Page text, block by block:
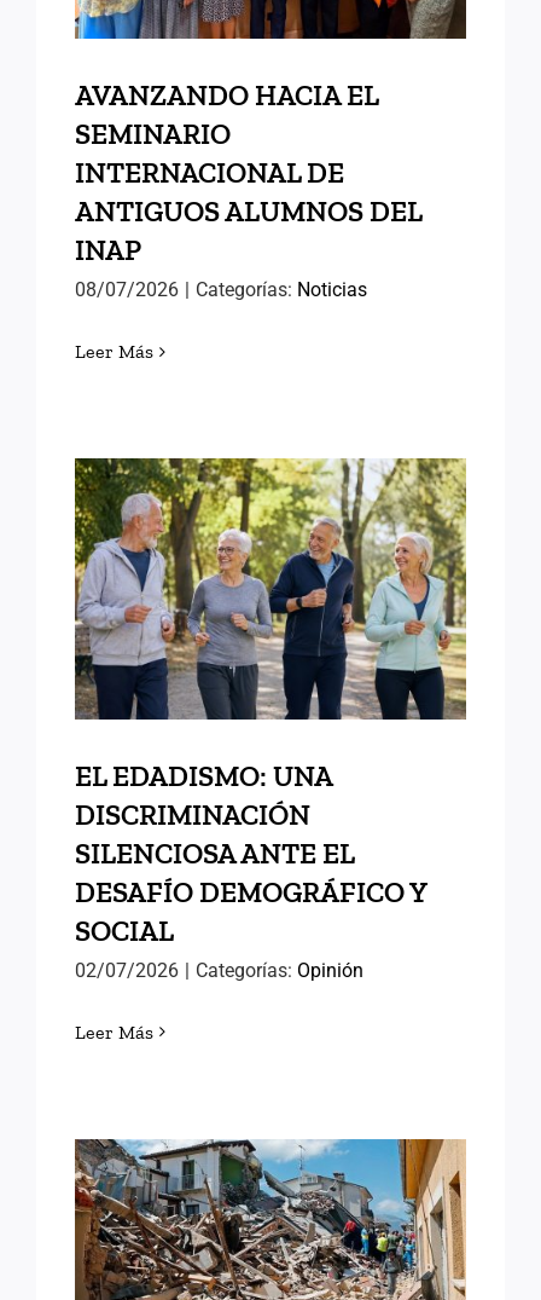
AVANZANDO HACIA EL
SEMINARIO
INTERNACIONAL DE
ANTIGUOS ALUMNOS DEL
INAP
08/07/2026 Categorías: Noticias
Leer Más
EL EDADISMO: UNA
DISCRIMINACIÓN
SILENCIOSA ANTE EL
DESAFÍO DEMOGRÁFICO Y
SOCIAL
EL EDADISMO: UNA
DISCRIMINACIÓN
SILENCIOSA ANTE EL
DESAFÍO DEMOGRÁFICO Y
SOCIAL
02/07/2026 | Categorías: Opinión
Leer Más
VENEZUELA: ENFRENTAR
LAS DIFICULTADES